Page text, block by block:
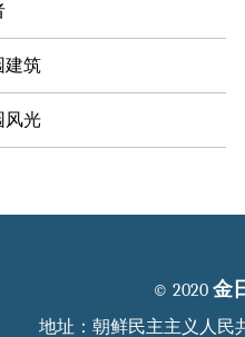
建筑
风光
© 2020 金
地址：朝鲜民主主义人民